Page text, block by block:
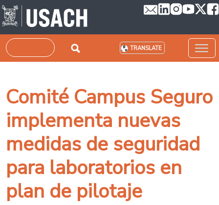
Skip to main content
Search TRANSLATE
Comité Campus Seguro
implementa nuevas
medidas de seguridad
para laboratorios en
plan de pilotaje